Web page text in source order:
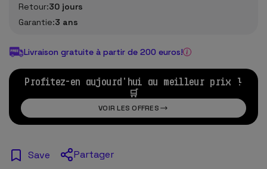
Retour:30 jours
Garantie:3 ans
Livraison gratuite à partir de 200 euros!
Profitez-en aujourd'hui au meilleur prix !
🛒
VOIR LES OFFRES
Save Partager